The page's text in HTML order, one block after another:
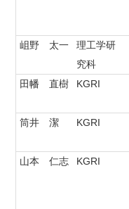
岨野 太一
理工学研
究科
田幡 直樹
KGRI
筒井 潔 KGRI
山本 仁志
KGRI